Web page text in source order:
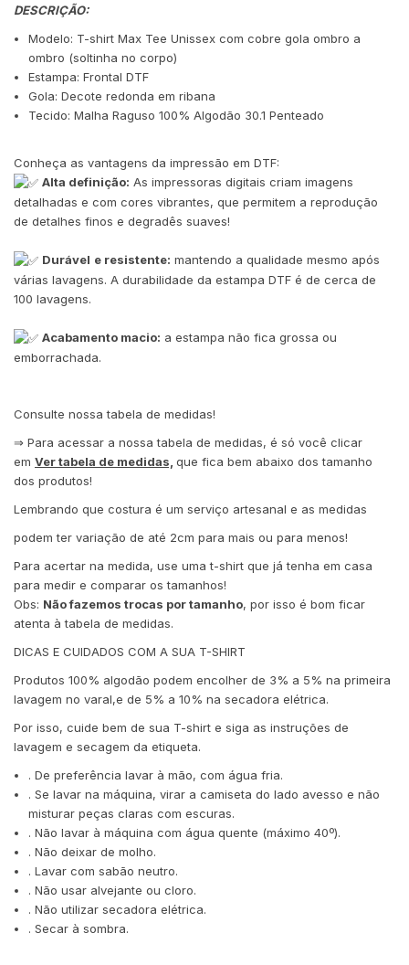
DESCRIÇÃO:
Modelo: T-shirt Max Tee Unissex com cobre gola ombro a
ombro (soltinha no corpo)
Estampa: Frontal DTF
Gola: Decote redonda em ribana
Tecido: Malha Raguso 100% Algodão 30.1 Penteado
Conheça as vantagens da impressão em DTF:
Alta definição: As impressoras digitais criam imagens
detalhadas e com cores vibrantes, que permitem a reprodução
de detalhes finos e degradês suaves!
Durável e resistente: mantendo a qualidade mesmo após
várias lavagens. A durabilidade da estampa DTF é de cerca de
100 lavagens.
Acabamento macio: a estampa não fica grossa ou
emborrachada.
Consulte nossa tabela de medidas!
⇒ Para acessar a nossa tabela de medidas, é só você clicar
em Ver tabela de medidas, que fica bem abaixo dos tamanho
dos produtos!
Lembrando que costura é um serviço artesanal e as medidas
podem ter variação de até 2cm para mais ou para menos!
Para acertar na medida, use uma t-shirt que já tenha em casa
para medir e comparar os tamanhos!
Obs: Não fazemos trocas por tamanho, por isso é bom ficar
atenta à tabela de medidas.
DICAS E CUIDADOS COM A SUA T-SHIRT
Produtos 100% algodão podem encolher de 3% a 5% na primeira
lavagem no varal,e de 5% a 10% na secadora elétrica.
Por isso, cuide bem de sua T-shirt e siga as instruções de
lavagem e secagem da etiqueta.
. De preferência lavar à mão, com água fria.
. Se lavar na máquina, virar a camiseta do lado avesso e não
misturar peças claras com escuras.
. Não lavar à máquina com água quente (máximo 40º).
. Não deixar de molho.
. Lavar com sabão neutro.
. Não usar alvejante ou cloro.
. Não utilizar secadora elétrica.
. Secar à sombra.